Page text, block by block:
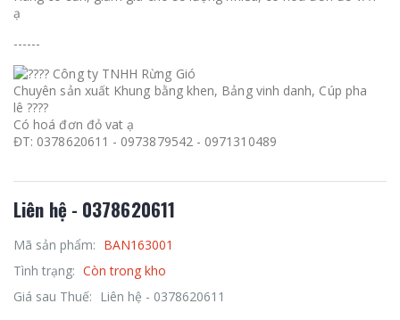
ạ
------
Công ty TNHH Rừng Gió
Chuyên sản xuất Khung bằng khen, Bảng vinh danh, Cúp pha
lê ????
Có hoá đơn đỏ vat ạ
ĐT: 0378620611 - 0973879542 - 0971310489
Liên hệ - 0378620611
Mã sản phẩm: BAN163001
Tình trạng: Còn trong kho
Giá sau Thuế:
Liên hệ - 0378620611